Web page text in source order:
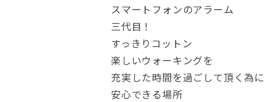
スマートフォンのアラーム
三代目！
すっきりコットン
楽しいウォーキングを
充実した時間を過ごして頂く為に
安心できる場所